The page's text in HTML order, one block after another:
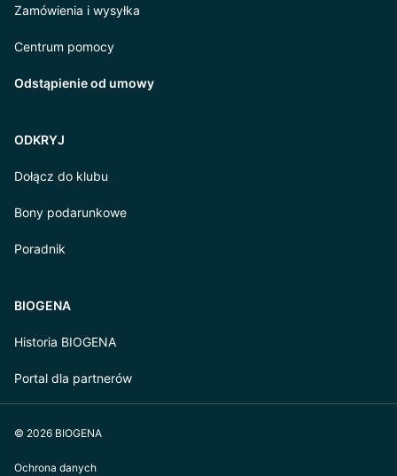
Zamówienia i wysyłka
Centrum pomocy
Odstąpienie od umowy
ODKRYJ
Dołącz do klubu
Bony podarunkowe
Poradnik
BIOGENA
Historia BIOGENA
Portal dla partnerów
© 2026 BIOGENA
Ochrona danych